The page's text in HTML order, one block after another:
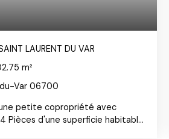
LAURENT DU VAR
m²
Var 06700
petite copropriété avec
Pièces d'une superficie habitable